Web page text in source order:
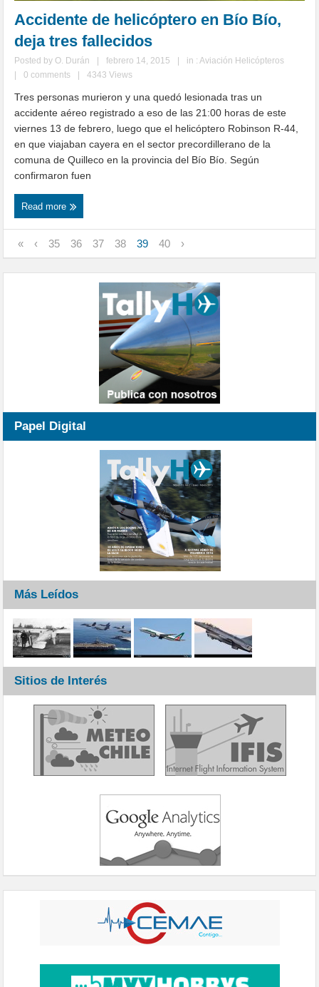
Accidente de helicóptero en Bío Bío,
deja tres fallecidos
Posted byO. Durán febrero 14, 2015 in :Aviación Helicópteros
0 comments 4343 Views
Tres personas murieron y una quedó lesionada tras un
accidente aéreo registrado a eso de las 21:00 horas de este
viernes 13 de febrero, luego que el helicóptero Robinson R-44,
en que viajaban cayera en el sector precordillerano de la
comuna de Quilleco en la provincia del Bío Bío. Según
confirmaron fuen
Read more
« ‹ 35 36 37 38 39 40 ›
Papel Digital
Más Leídos
Sitios de Interés